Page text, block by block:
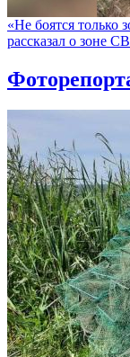
«Не боятся только
рассказал о зоне